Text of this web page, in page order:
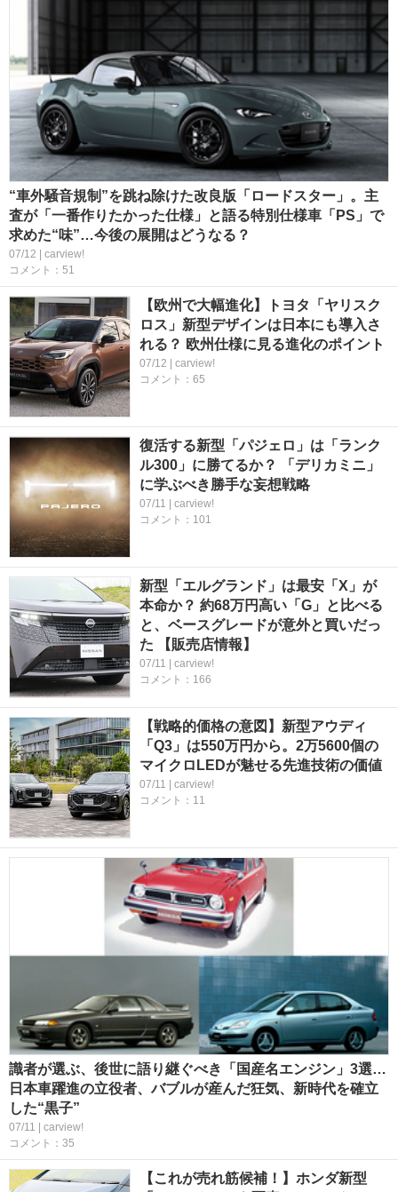
“車外騒音規制”を跳ね除けた改良版「ロードスター」。主
査が「一番作りたかった仕様」と語る特別仕様車「PS」で
求めた“味”…今後の展開はどうなる？
07/12 | carview!
コメント：51
【欧州で大幅進化】トヨタ「ヤリスク
ロス」新型デザインは日本にも導入さ
れる？ 欧州仕様に見る進化のポイント
07/12 | carview!
コメント：65
復活する新型「パジェロ」は「ランク
ル300」に勝てるか？ 「デリカミニ」
に学ぶべき勝手な妄想戦略
07/11 | carview!
コメント：101
新型「エルグランド」は最安「X」が
本命か？ 約68万円高い「G」と比べる
と、ベースグレードが意外と買いだっ
た 【販売店情報】
07/11 | carview!
コメント：166
【戦略的価格の意図】新型アウディ
「Q3」は550万円から。2万5600個の
マイクロLEDが魅せる先進技術の価値
07/11 | carview!
コメント：11
識者が選ぶ、後世に語り継ぐべき「国産名エンジン」3選…
日本車躍進の立役者、バブルが産んだ狂気、新時代を確立
した“黒子”
07/11 | carview!
コメント：35
【これが売れ筋候補！】ホンダ新型